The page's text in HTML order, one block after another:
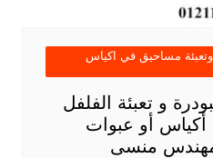
وتعبئة مساحيق في اكياس
و تعبئة الفلفل
أو عبوات